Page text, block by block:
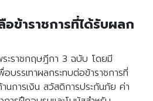
อข้าราชการที่ได้รับผลก
ะราชกฤษฎีกา 3 ฉบับ โดยมี
อบรรเทาผลกระทบต่อข้าราชการที่
นการเงิน สวัสดิการประกันภัย ค่า